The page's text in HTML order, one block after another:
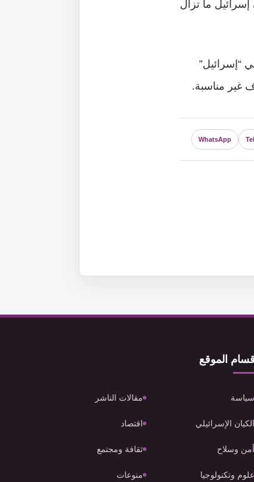
ما تزال
“إسرائيل”
غير مناسبة.
WhatsApp
أقسام الموقع
مقالات الناشر
الإسرائيلي اقتصاد
وسلاح ثقافة ومجتمع
وتكنولوجيا منوعات